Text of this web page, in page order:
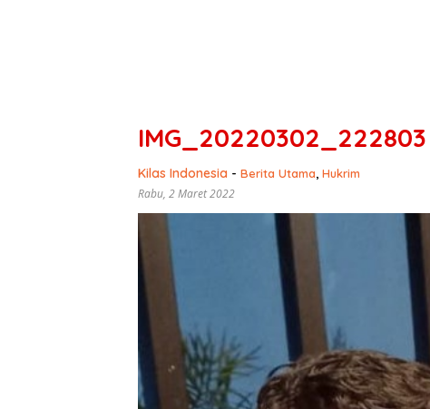
IMG_20220302_222803
Kilas Indonesia - Berita Utama, Hukrim
Rabu, 2 Maret 2022